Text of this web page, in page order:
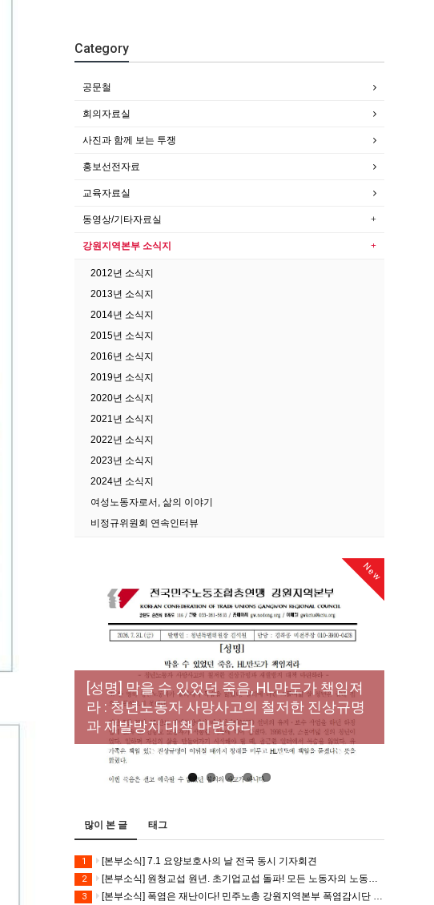
Category
공문철
회의자료실
사진과 함께 보는 투쟁
홍보선전자료
교육자료실
동영상/기타자료실
강원지역본부 소식지
2012년 소식지
2013년 소식지
2014년 소식지
2015년 소식지
2016년 소식지
2019년 소식지
2020년 소식지
2021년 소식지
2022년 소식지
2023년 소식지
2024년 소식지
여성노동자로서, 삶의 이야기
비정규위원회 연속인터뷰
New
[성명] 막을 수 있었던 죽음, HL만도가 책임져
라 : 청년노동자 사망사고의 철저한 진상규명
과 재발방지 대책 마련하라
[산별소식] 건설산업연맹 플랜트건설노조 강
원충북지부
[강릉,속초,원주,춘천] 폭염감시단 사업 이모저
모
[조합원☆인터뷰] 서비스연맹 전국학교비정
규직노동조합 강원지부 김유미 춘천지회장
[본부소식] 강원지역 노동자 합창단 모임
많이 본 글 태그
1 [본부소식] 7.1 요양보호사의 날 전국 동시 기자회견
2 [본부소식] 원청교섭 원년. 초기업교섭 돌파! 모든 노동자의 노동기본권 쟁취! 민주노총 7.15 총파업대회
3 [본부소식] 폭염은 재난이다! 민주노총 강원지역본부 폭염감시단 선포 기자회견